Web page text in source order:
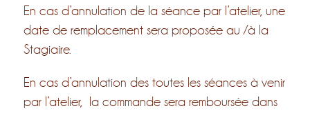
En cas d’annulation de la séance par l’atelier, une
date de remplacement sera proposée au /à la
Stagiaire.
En cas d’annulation des toutes les séances à venir
par l’atelier,
la commande sera remboursée dans